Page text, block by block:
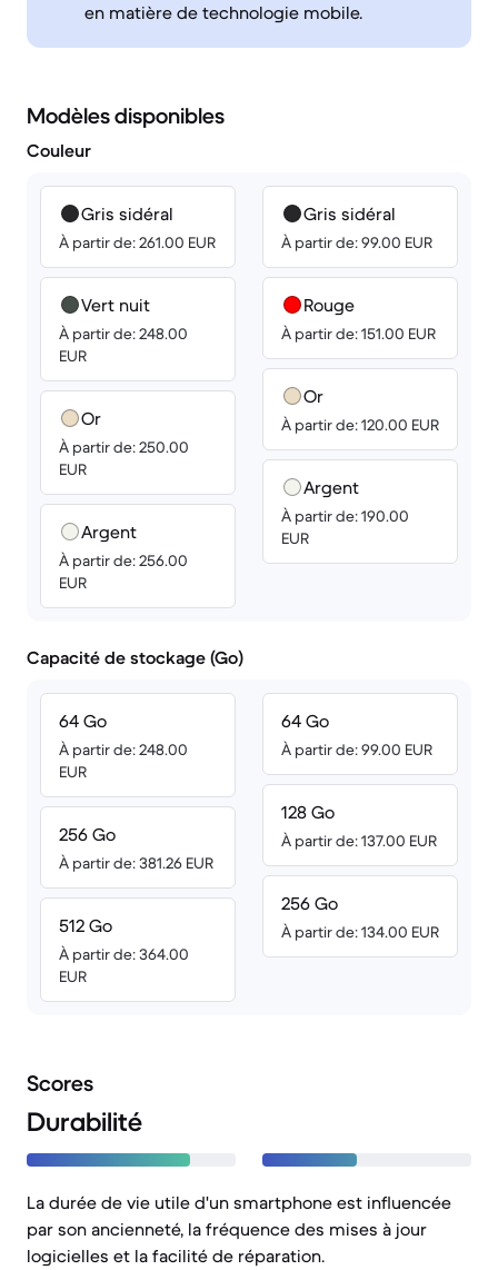
en matière de technologie mobile.
Modèles disponibles
Couleur
Gris sidéral
À partir de: 261.00 EUR
Vert nuit
À partir de: 248.00
EUR
Or
À partir de: 250.00
EUR
Argent
À partir de: 256.00
EUR
Gris sidéral
À partir de: 99.00 EUR
Rouge
À partir de: 151.00 EUR
Or
À partir de: 120.00 EUR
Argent
À partir de: 190.00
EUR
Capacité de stockage (Go)
64 Go
À partir de: 248.00
EUR
256 Go
À partir de: 381.26 EUR
512 Go
À partir de: 364.00
EUR
64 Go
À partir de: 99.00 EUR
128 Go
À partir de: 137.00 EUR
256 Go
À partir de: 134.00 EUR
Scores
Durabilité
La durée de vie utile d'un smartphone est influencée
par son ancienneté, la fréquence des mises à jour
logicielles et la facilité de réparation.